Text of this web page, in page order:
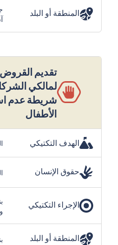
المنطقة أو البلد
تقديم
لمالكي
شريطة عدم
الأطفال
الهدف التكتيكي
حقوق الإنسان
الإجراء التكتيكي
المنطقة أو البلد